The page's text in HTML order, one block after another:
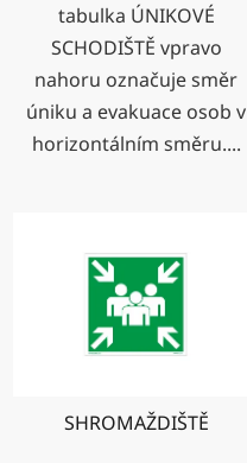
tabulka ÚNIKOVÉ
SCHODIŠTĚ vpravo
nahoru označuje směr
úniku a evakuace osob v
horizontálním směru....
SHROMAŽDIŠTĚ